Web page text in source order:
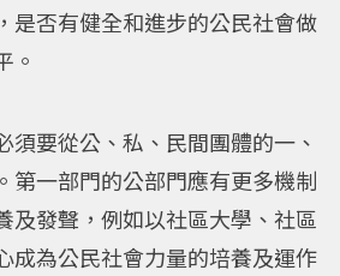
是否有健全和進步的公民社會做
。
須要從公、私、民間團體的一、
第一部門的公部門應有更多機制
及發聲，例如以社區大學、社區
成為公民社會力量的培養及運作